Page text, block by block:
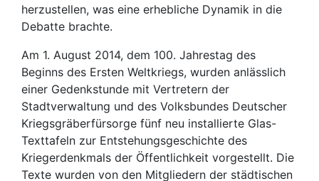
herzustellen, was eine erhebliche Dynamik in die
Debatte brachte.
Am 1. August 2014, dem 100. Jahrestag des
Beginns des Ersten Weltkriegs, wurden anlässlich
einer Gedenkstunde mit Vertretern der
Stadtverwaltung und des Volksbundes Deutscher
Kriegsgräberfürsorge fünf neu installierte Glas-
Texttafeln zur Entstehungsgeschichte des
Kriegerdenkmals der Öffentlichkeit vorgestellt. Die
Texte wurden von den Mitgliedern der städtischen